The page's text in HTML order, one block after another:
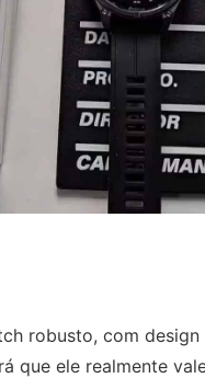
robusto, com
que ele realmente